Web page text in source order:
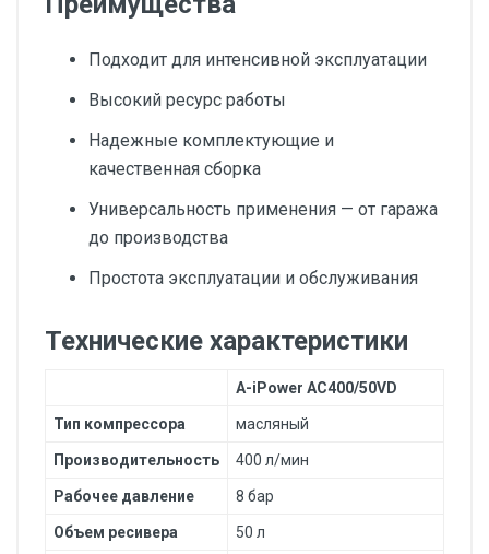
Подходит для интенсивной эксплуатации
Высокий ресурс работы
Надежные комплектующие и
качественная сборка
Универсальность применения — от гаража
до производства
Простота эксплуатации и обслуживания
Технические характеристики
A-iPower AC400/50VD
Тип компрессора масляный
Производительность 400 л/мин
Рабочее давление 8 бар
Объем ресивера 50 л